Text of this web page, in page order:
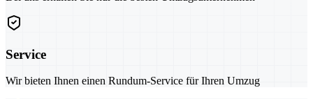
Service
Wir bieten Ihnen einen Rundum-Service für Ihren Umzug